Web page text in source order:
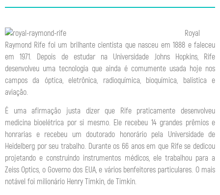
Royal
Raymond Rife foi um brilhante cientista que nasceu em 1888 e faleceu
em 1971. Depois de estudar na Universidade Johns Hopkins, Rife
desenvolveu uma tecnologia que ainda é comumente usada hoje nos
campos da óptica, eletrônica, radioquímica, bioquímica, balística e
aviação.
É uma afirmação justa dizer que Rife praticamente desenvolveu
medicina bioelétrica por si mesmo. Ele recebeu 14 grandes prêmios e
honrarias e recebeu um doutorado honorário pela Universidade de
Heidelberg por seu trabalho. Durante os 66 anos em que Rife se dedicou
projetando e construindo instrumentos médicos, ele trabalhou para a
Zeiss Optics, o Governo dos EUA, e vários benfeitores particulares. O mais
notável foi milionário Henry Timkin, de Timkin.